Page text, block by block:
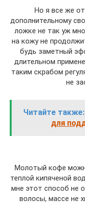
Но я все же
дополнительному
ложке не так уж
на кожу не
будь заметный
длительном
таким скрабом
не
Читайте также:
для
Молотый кофе
теплой кипяченой
мне этот способ не
волосы, массе не